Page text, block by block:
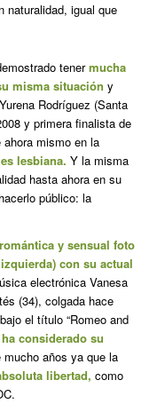
naturalidad, igual que
tenermucha
misma situación y
Rodríguez (Santa
y primera finalista de
mismo en la
es lesbiana. Y la misma
hasta ahora en su
público: la
y sensual foto
con su actual
electrónica Vanesa
(34), colgada hace
el título “Romeo and
considerado su
años ya que la
libertad, como